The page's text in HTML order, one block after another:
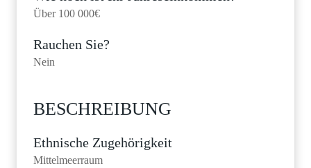
Über 100 000€
Rauchen Sie?
Nein
BESCHREIBUNG
Ethnische Zugehörigkeit
Mittelmeerraum